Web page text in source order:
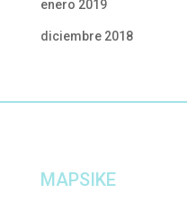
enero 2019
diciembre 2018
MAPSIKE